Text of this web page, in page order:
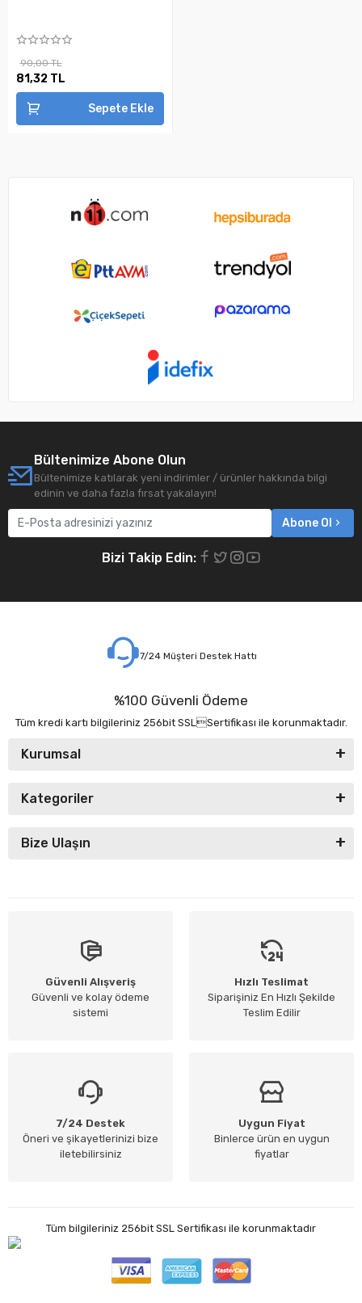
90,00 TL
81,32 TL
Sepete Ekle
Bültenimize Abone Olun
Bültenimize katılarak yeni indirimler / ürünler hakkında bilgi
edinin ve daha fazla fırsat yakalayın!
Abone Ol
Bizi Takip Edin:
7/24 Müşteri Destek Hattı
%100 Güvenli Ödeme
Tüm kredi kartı bilgileriniz 256bit SSLSertifikası ile korunmaktadır.
Kurumsal
Kategoriler
Bize Ulaşın
Güvenli Alışveriş
Güvenli ve kolay ödeme
sistemi
Hızlı Teslimat
Siparişiniz En Hızlı Şekilde
Teslim Edilir
7/24 Destek
Öneri ve şikayetlerinizi bize
iletebilirsiniz
Uygun Fiyat
Binlerce ürün en uygun
fiyatlar
Tüm bilgileriniz 256bit SSL Sertifikası ile korunmaktadır